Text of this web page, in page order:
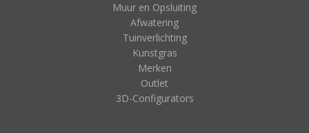
Muur en Opsluiting
Afwatering
Tuinverlichting
Kunstgras
Merken
Outlet
3D-Configurators